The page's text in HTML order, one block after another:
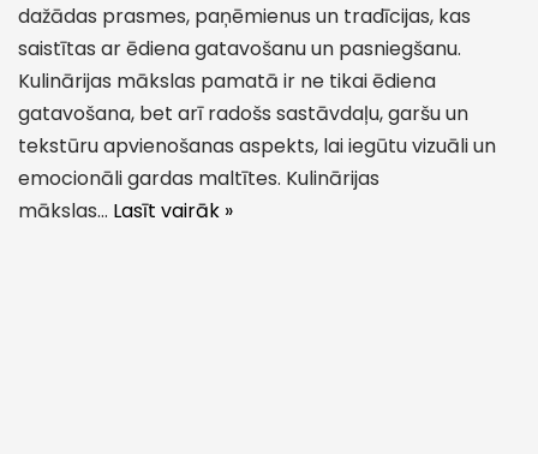
dažādas prasmes, paņēmienus un tradīcijas, kas
saistītas ar ēdiena gatavošanu un pasniegšanu.
Kulinārijas mākslas pamatā ir ne tikai ēdiena
gatavošana, bet arī radošs sastāvdaļu, garšu un
tekstūru apvienošanas aspekts, lai iegūtu vizuāli un
emocionāli gardas maltītes. Kulinārijas
mākslas… Lasīt vairāk »